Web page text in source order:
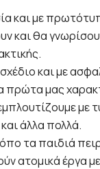
και με
και θα
και με
πρώτα μας
άλλα πολλά.
τα παιδιά
ατομικά έργα